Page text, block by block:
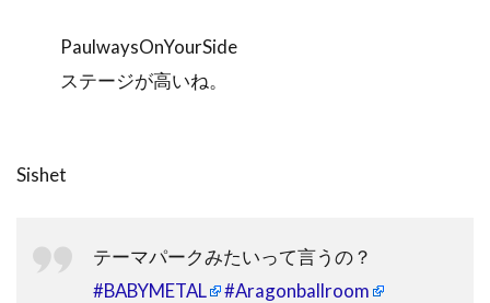
PaulwaysOnYourSide
ステージが高いね。
Sishet
テーマパークみたいって言うの？
#BABYMETAL
#Aragonballroom